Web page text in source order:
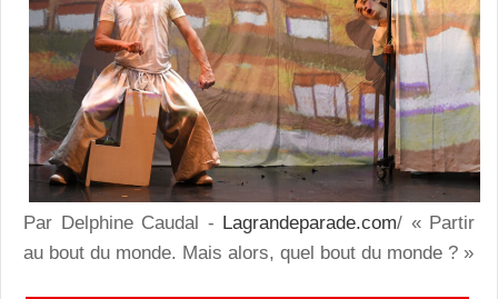
Par Delphine Caudal - Lagrandeparade.com/ « Partir
au bout du monde. Mais alors, quel bout du monde ? »